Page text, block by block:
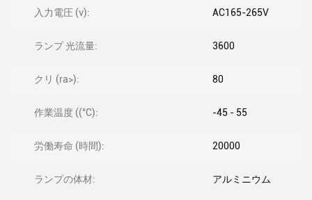
入力電圧 (v): AC165-265V
ランプ 光流量: 3600
クリ (ra>): 80
作業温度 ((°C): -45 - 55
労働寿命 (時間): 20000
ランプの体材: アルミニウム